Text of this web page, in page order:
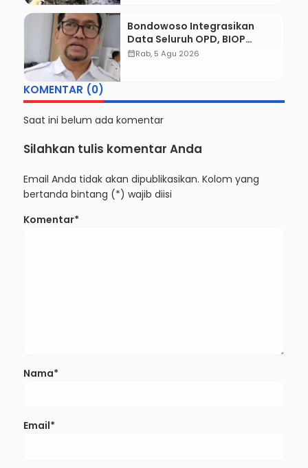
Bondowoso Integrasikan
Data Seluruh OPD, BIOP
Disiapkan Jadi Dashboard
calendar_monthRab, 5 Agu 2026
KOMENTAR (0)
Saat ini belum ada komentar
Silahkan tulis komentar Anda
Email Anda tidak akan dipublikasikan. Kolom yang
bertanda bintang (*) wajib diisi
Komentar*
Nama*
Email*